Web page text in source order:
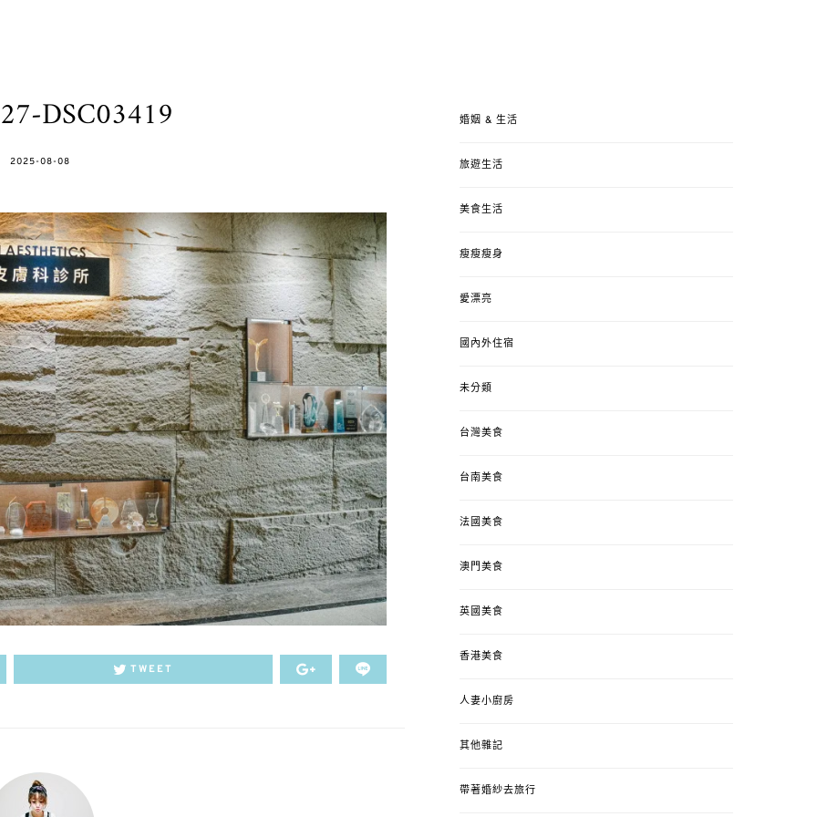
DSC03419
POSTED
2025-08-08
TWEET
婚姻 & 生活
旅遊生活
美食生活
瘦瘦瘦身
愛漂亮
國內外住宿
未分類
台灣美食
台南美食
法國美食
澳門美食
英國美食
香港美食
人妻小廚房
其他雜記
帶著婚紗去旅行